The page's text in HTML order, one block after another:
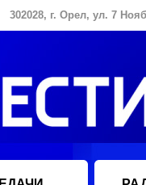
302028, г. Орел, ул. 7